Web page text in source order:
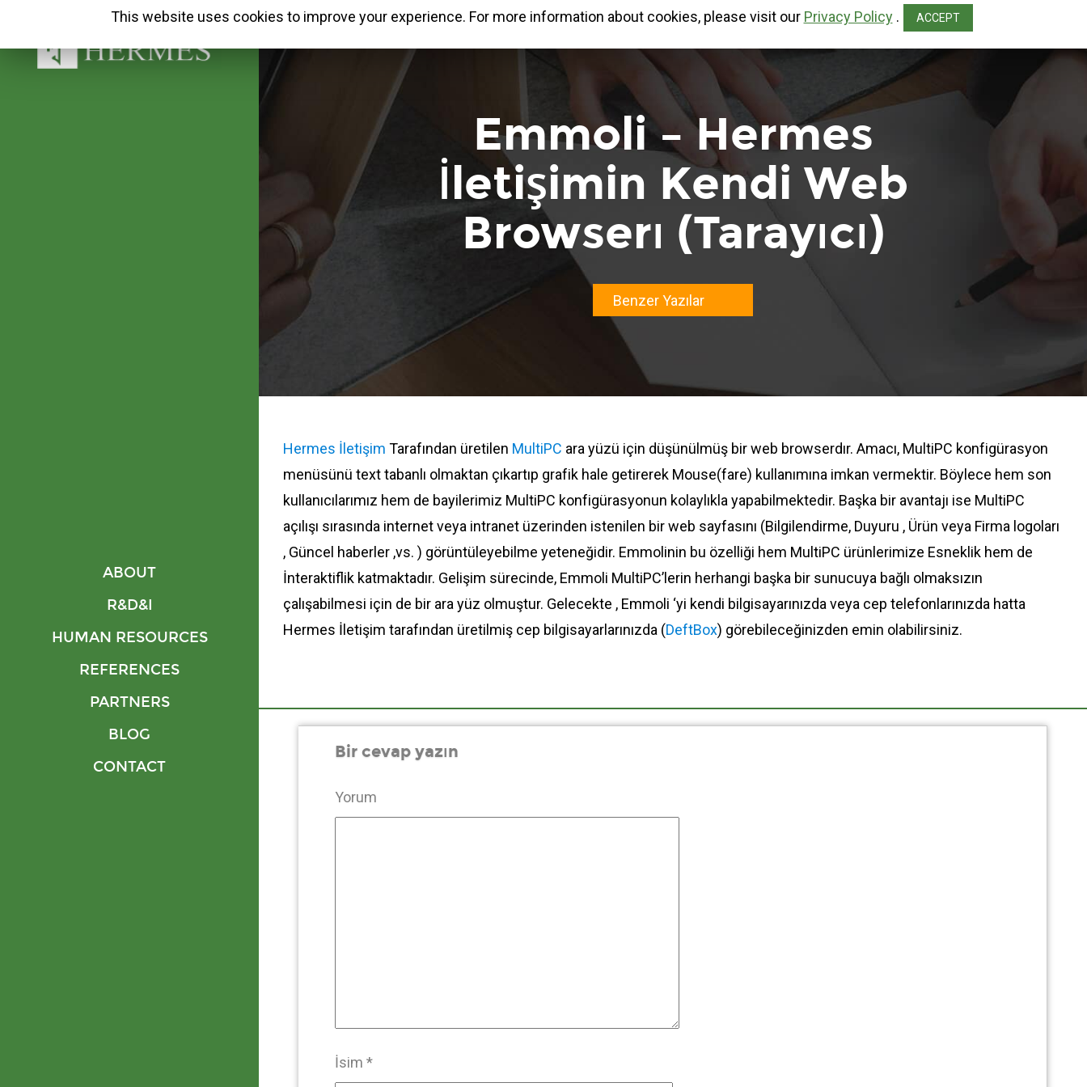
ABOUT
R&D&I
HUMAN RESOURCES
REFERENCES
PARTNERS
BLOG
CONTACT
Emmoli – Hermes
İletişimin Kendi Web
Browserı (Tarayıcı)
Benzer Yazılar
Hermes İletişim Tarafından üretilen MultiPC ara yüzü için düşünülmüş bir web browserdır. Amacı, MultiPC konfigürasyon
menüsünü text tabanlı olmaktan çıkartıp grafik hale getirerek Mouse(fare) kullanımına imkan vermektir. Böylece hem son
kullanıcılarımız hem de bayilerimiz MultiPC konfigürasyonun kolaylıkla yapabilmektedir. Başka bir avantajı ise MultiPC
açılışı sırasında internet veya intranet üzerinden istenilen bir web sayfasını (Bilgilendirme, Duyuru , Ürün veya Firma logoları
, Güncel haberler ,vs. ) görüntüleyebilme yeteneğidir. Emmolinin bu özelliği hem MultiPC ürünlerimize Esneklik hem de
İnteraktiflik katmaktadır. Gelişim sürecinde, Emmoli MultiPC’lerin herhangi başka bir sunucuya bağlı olmaksızın
çalışabilmesi için de bir ara yüz olmuştur. Gelecekte , Emmoli ‘yi kendi bilgisayarınızda veya cep telefonlarınızda hatta
Hermes İletişim tarafından üretilmiş cep bilgisayarlarınızda (DeftBox) görebileceğinizden emin olabilirsiniz.
Bir cevap yazın
Yorum
İsim *
This website uses cookies to improve your experience. For more information about cookies, please visit our Privacy Policy. ACCEPT